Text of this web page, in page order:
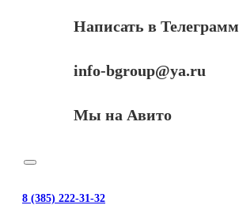
Написать в Телеграмм
info-bgroup@ya.ru
Мы на Авито
8 (385) 222-31-32